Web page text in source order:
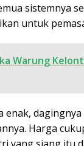
sistemnya
untuk
Warung
enak,
Harga